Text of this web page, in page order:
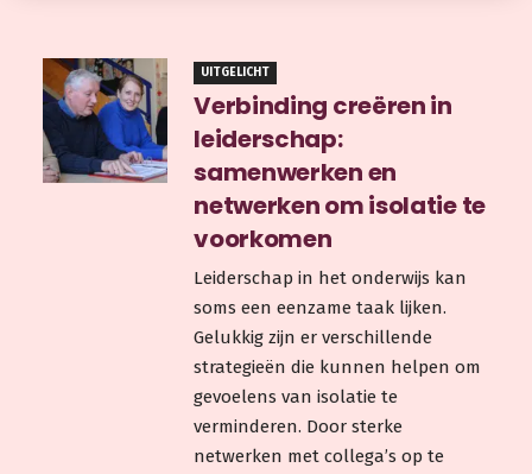
UITGELICHT
Verbinding creëren in
leiderschap:
samenwerken en
netwerken om isolatie te
voorkomen
Leiderschap in het onderwijs kan
soms een eenzame taak lijken.
Gelukkig zijn er verschillende
strategieën die kunnen helpen om
gevoelens van isolatie te
verminderen. Door sterke
netwerken met collega’s op te